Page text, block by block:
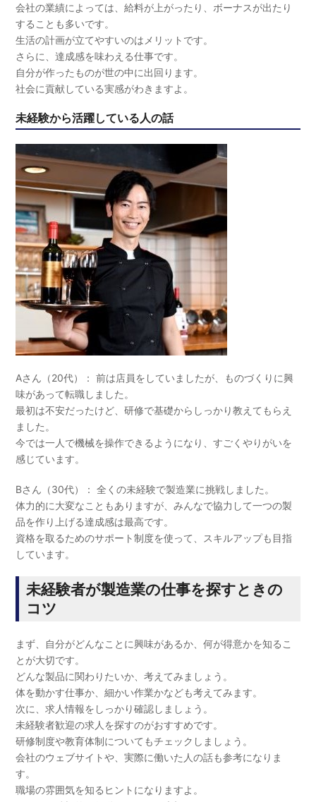
会社の業績によっては、給料が上がったり、ボーナスが出たり
することも多いです。
生活の計画が立てやすいのはメリットです。
さらに、達成感を味わえる仕事です。
自分が作ったものが世の中に出回ります。
社会に貢献している実感がわきますよ。
未経験から活躍している人の話
Aさん（20代）： 前は店員をしていましたが、ものづくりに興
味があって転職しました。
最初は不安だったけど、研修で基礎からしっかり教えてもらえ
ました。
今では一人で機械を操作できるようになり、すごくやりがいを
感じています。
Bさん（30代）： 全くの未経験で製造業に挑戦しました。
体力的に大変なこともありますが、みんなで協力して一つの製
品を作り上げる達成感は最高です。
資格を取るためのサポート制度を使って、スキルアップも目指
しています。
未経験者が製造業の仕事を探すときの
コツ
まず、自分がどんなことに興味があるか、何が得意かを知るこ
とが大切です。
どんな製品に関わりたいか、考えてみましょう。
体を動かす仕事か、細かい作業かなども考えてみます。
次に、求人情報をしっかり確認しましょう。
未経験者歓迎の求人を探すのがおすすめです。
研修制度や教育体制についてもチェックしましょう。
会社のウェブサイトや、実際に働いた人の話も参考になりま
す。
職場の雰囲気を知るヒントになりますよ。